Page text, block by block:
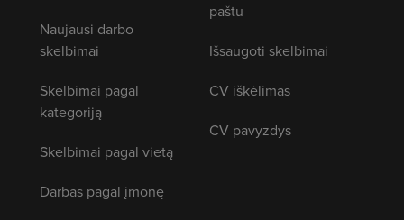
Naujausi darbo
skelbimai
Skelbimai pagal
kategoriją
Skelbimai pagal vietą
Darbas pagal įmonę
paštu
Išsaugoti skelbimai
CV iškėlimas
CV pavyzdys